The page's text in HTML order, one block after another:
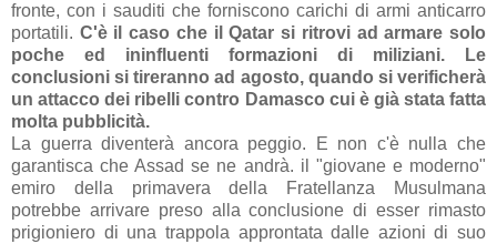
fronte, con i sauditi che forniscono carichi di armi anticarro
portatili. C'è il caso che il Qatar si ritrovi ad armare solo
poche ed ininfluenti formazioni di miliziani. Le
conclusioni si tireranno ad agosto, quando si verificherà
un attacco dei ribelli contro Damasco cui è già stata fatta
molta pubblicità.
La guerra diventerà ancora peggio. E non c'è nulla che
garantisca che Assad se ne andrà. il "giovane e moderno"
emiro della primavera della Fratellanza Musulmana
potrebbe arrivare preso alla conclusione di esser rimasto
prigioniero di una trappola approntata dalle azioni di suo